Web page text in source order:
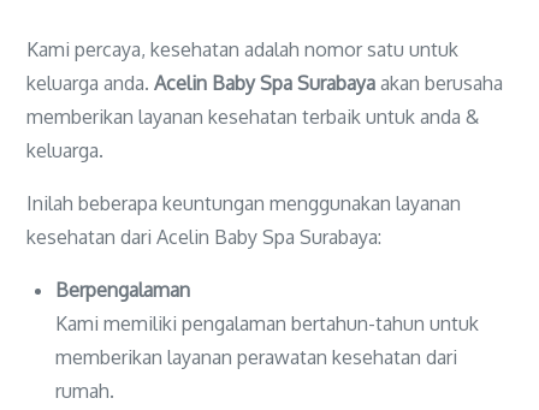
Kami percaya, kesehatan adalah nomor satu untuk
keluarga anda.Acelin Baby Spa Surabaya akan berusaha
memberikan layanan kesehatan terbaik untuk anda &
keluarga.
Inilah beberapa keuntungan menggunakan layanan
kesehatan dari Acelin Baby Spa Surabaya:
Berpengalaman
Kami memiliki pengalaman bertahun-tahun untuk
memberikan layanan perawatan kesehatan dari
rumah.